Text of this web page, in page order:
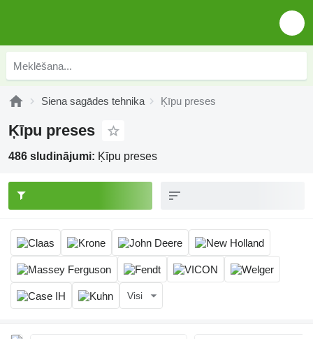
Siena sagādes tehnika Ķīpu preses
Ķīpu preses
486 sludinājumi: Ķīpu preses
Visi